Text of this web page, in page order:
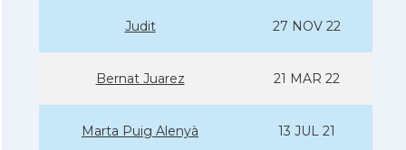
Judit 27 NOV 22
Bernat Juarez 21 MAR 22
Marta Puig Alenyà 13 JUL 21